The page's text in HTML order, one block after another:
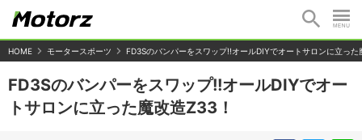
HOME モータースポーツ FD3Sのバンパーをスワップ!!オールDIYでオートサロンに立った
FD3Sのバンパーをスワップ!!オールDIYでオー
トサロンに立った魔改造Z33！